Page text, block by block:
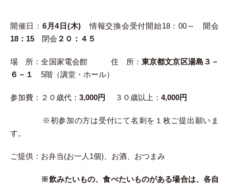
開催日： 6月4日(木)情報交換会受付開始18：00～ 開会
18：15 閉会 ２０：４５
場 所：全国家電会館 住 所： 東京都文京区湯島３－
６－１ 5階（講堂・ホール）
参加費：２０歳代： 3,000円 ３０歳以上： 4,000円
※初参加の方は受付にて名刺を１枚ご提出願いま
す。
ご提供：お弁当(お一人1個)、お酒、おつまみ
※飲みたいもの、食べたいものがある場合は、各自